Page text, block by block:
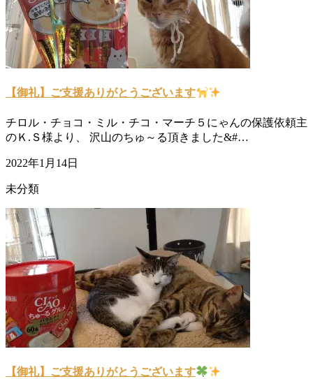
【御礼】ご支援ありがとうございます
チロル・チョコ・ミル・チコ・マーチ５にゃんの保護依頼主
のＫ.Ｓ様より、 沢山のちゅ～る頂きました&#…
2022年1月14日
未分類
【御礼】ご支援ありがとうございます